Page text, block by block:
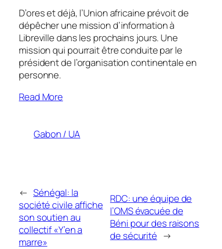
D’ores et déjà, l’Union africaine prévoit de
dépêcher une mission d’information à
Libreville dans les prochains jours. Une
mission qui pourrait être conduite par le
président de l’organisation continentale en
personne.
Read More
Gabon / UA
← Sénégal: la
société civile affiche
son soutien au
collectif «Y’en a
marre»
RDC: une équipe de
l’OMS évacuée de
Béni pour des raisons
de sécurité →